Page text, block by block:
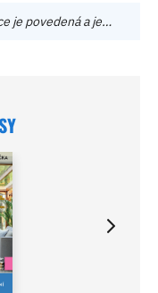
je povedená a je…